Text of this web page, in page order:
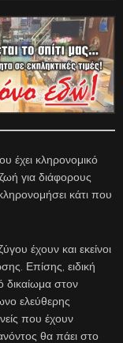
έχει κληρονομικό
για διάφορους
κάτι που
έχουν και εκείνοι
Επίσης, ειδική
δικαίωμα στον
ελεύθερης
που έχουν
θα πάει στο